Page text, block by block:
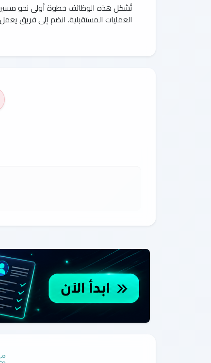
تُشكل هذه الوظائف خطوة أولى نحو
العمليات المستقبلية. انضم إلى فريق